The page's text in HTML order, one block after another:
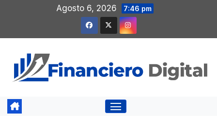
contenido
Agosto 6, 2026 7:46 pm